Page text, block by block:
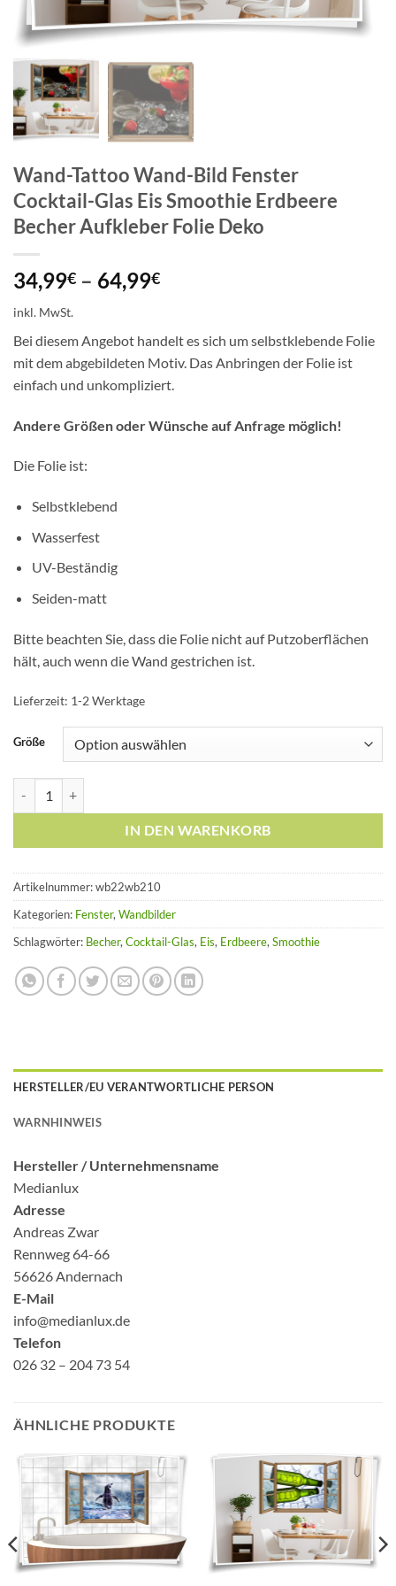
Wand-Tattoo Wand-Bild Fenster
Cocktail-Glas Eis Smoothie Erdbeere
Becher Aufkleber Folie Deko
34,99€ – 64,99€
inkl. MwSt.
Bei diesem Angebot handelt es sich um selbstklebende Folie
mit dem abgebildeten Motiv. Das Anbringen der Folie ist
einfach und unkompliziert.
Andere Größen oder Wünsche auf Anfrage möglich!
Die Folie ist:
Selbstklebend
Wasserfest
UV-Beständig
Seiden-matt
Bitte beachten Sie, dass die Folie nicht auf Putzoberflächen
hält, auch wenn die Wand gestrichen ist.
Lieferzeit: 1-2 Werktage
Größe
IN DEN WARENKORB
Artikelnummer:wb22wb210
Kategorien: Fenster,Wandbilder
Schlagwörter: Becher,Cocktail-Glas, Eis, Erdbeere,Smoothie
HERSTELLER/EU VERANTWORTLICHE PERSON
WARNHINWEIS
Hersteller /Unternehmensname
Medianlux
Adresse
Andreas Zwar
Rennweg 64-66
56626 Andernach
E-Mail
info@medianlux.de
Telefon
026 32 – 204 73 54
ÄHNLICHE PRODUKTE